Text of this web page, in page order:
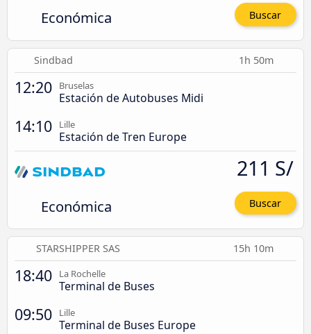
Económica Buscar
Sindbad 1h 50m
12:20 Bruselas
Estación de Autobuses Midi
14:10 Lille
Estación de Tren Europe
Económica
211 S/
Buscar
STARSHIPPER SAS 15h 10m
18:40 La Rochelle
Terminal de Buses
09:50 Lille
Terminal de Buses Europe